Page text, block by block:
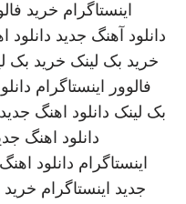
اینستاگرام خرید
دانلود آهنگ جدید دانلود
خرید بک لینک خرید بک
فالوور اینستاگرام
بک لینک دانلود اهنگ جدید
دانلود اهنگ
اینستاگرام دانلود
جدید اینستاگرام خرید